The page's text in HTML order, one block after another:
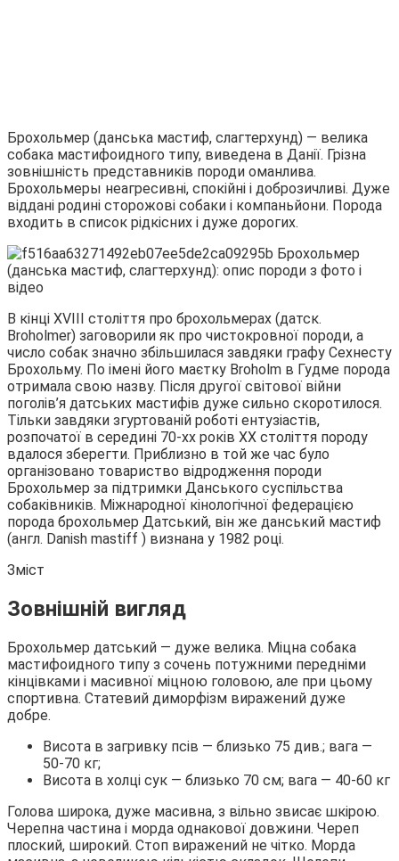
Брохольмер (данська мастиф, слагтерхунд) ― велика
собака мастифоидного типу, виведена в Данії. Грізна
зовнішність представників породи оманлива.
Брохольмеры неагресивні, спокійні і доброзичливі. Дуже
віддані родині сторожові собаки і компаньйони. Порода
входить в список рідкісних і дуже дорогих.
В кінці XVIII століття про брохольмерах (датск.
Broholmer) заговорили як про чистокровної породи, а
число собак значно збільшилася завдяки графу Сехнесту
Брохольму. По імені його маєтку Broholm в Гудме порода
отримала свою назву. Після другої світової війни
поголів’я датських мастифів дуже сильно скоротилося.
Тільки завдяки згуртованій роботі ентузіастів,
розпочатої в середині 70-хх років XX століття породу
вдалося зберегти. Приблизно в той же час було
організовано товариство відродження породи
Брохольмер за підтримки Данського суспільства
собаківників. Міжнародної кінологічної федерацією
порода брохольмер Датський, він же данський мастиф
(англ. Danish mastiff ) визнана у 1982 році.
Зміст
Зовнішній вигляд
Брохольмер датський ― дуже велика. Міцна собака
мастифоидного типу з сочень потужними передніми
кінцівками і масивної міцною головою, але при цьому
спортивна. Статевий диморфізм виражений дуже
добре.
Висота в загривку псів ― близько 75 див.; вага ―
50-70 кг;
Висота в холці сук ― близько 70 см; вага ― 40-60 кг
Голова широка, дуже масивна, з вільно звисає шкірою.
Черепна частина і морда однакової довжини. Череп
плоский, широкий. Стоп виражений не чітко. Морда